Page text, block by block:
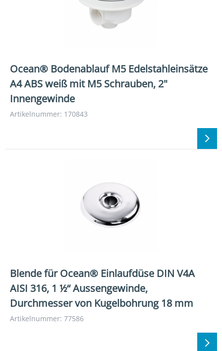
Ocean® Bodenablauf M5 Edelstahleinsätze
A4 ABS weiß mit M5 Schrauben, 2"
Innengewinde
Artikelnummer: 170843
Blende für Ocean® Einlaufdüse DIN V4A
AISI 316, 1 ½“ Aussengewinde,
Durchmesser von Kugelbohrung 18 mm
Artikelnummer: 77586